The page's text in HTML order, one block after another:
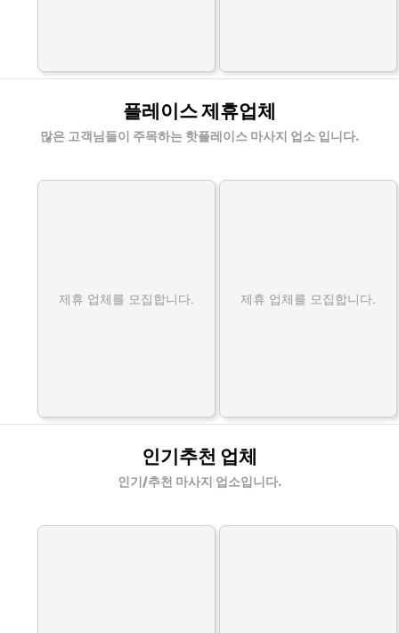
플레이스 제휴업체
많은 고객님들이 주목하는 핫플레이스 마사지 업소 입니다.
제휴 업체를 모집합니다. 제휴 업체를 모집합니다.
인기추천 업체
인기/추천 마사지 업소입니다.